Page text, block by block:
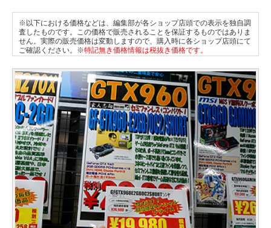
※以下における価格などは、編集部が各ショップ店頭での表示を独自調
査したものです。この価格で販売されることを保証するものではありま
せん。実際の販売価格は変動しますので、購入時に各ショップ店頭にて
ご確認ください。※特記無き価格情報は税抜き価格です。